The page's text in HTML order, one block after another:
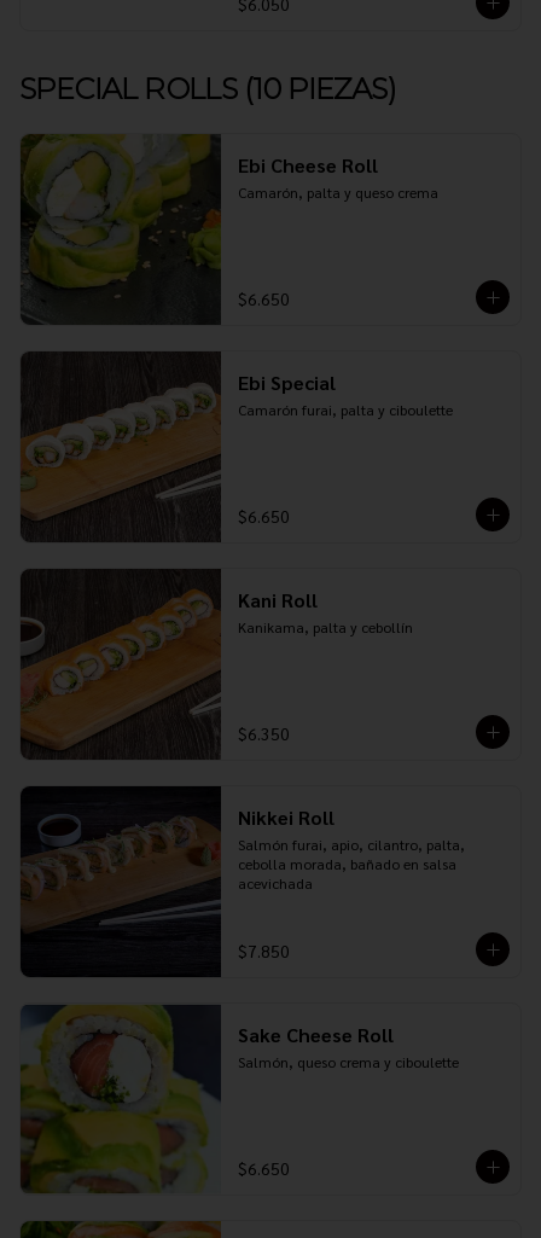
SPECIAL ROLLS (10 PIEZAS)
Ebi Cheese Roll
Camarón, palta y queso crema
$6.650
Ebi Special
Camarón furai, palta y ciboulette
$6.650
Kani Roll
Kanikama, palta y cebollín
$6.350
Nikkei Roll
Salmón furai, apio, cilantro, palta,
cebolla morada, bañado en salsa
acevichada
$7.850
Sake Cheese Roll
Salmón, queso crema y ciboulette
$6.650